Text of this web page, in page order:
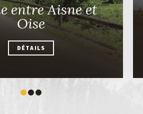
entre Aisne et
Oise
DÉTAILS